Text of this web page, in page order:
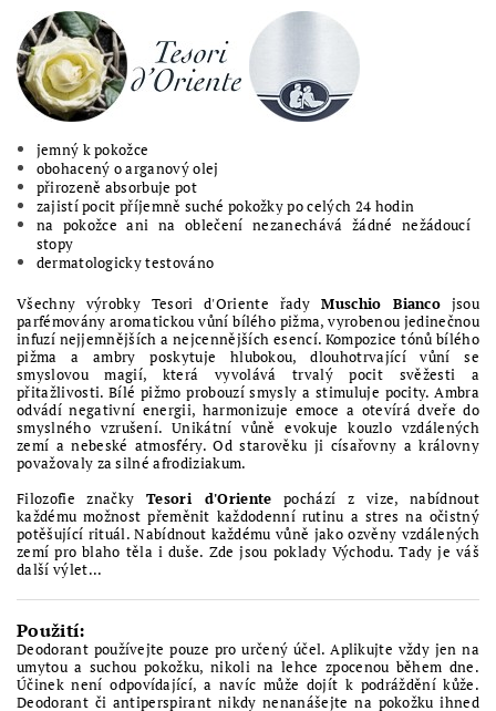
jemný k pokožce
obohacený o arganový olej
přirozeně absorbuje pot
zajistí pocit příjemně suché pokožky po celých 24 hodin
na pokožce ani na oblečení nezanechává žádné nežádoucí
stopy
dermatologicky testováno
Všechny výrobky Tesori d'Oriente řadyMuschio Bianco jsou
parfémovány aromatickou vůní bílého pižma, vyrobenou jedinečnou
infuzí nejjemnějších a nejcennějších esencí. Kompozice tónů bílého
pižma a ambry poskytuje hlubokou, dlouhotrvající vůní se
smyslovou magií, která vyvolává trvalý pocit svěžesti a
přitažlivosti. Bílé pižmo probouzí smysly a stimuluje pocity. Ambra
odvádí negativní energii, harmonizuje emoce a otevírá dveře do
smyslného vzrušení. Unikátní vůně evokuje kouzlo vzdálených
zemí a nebeské atmosféry. Od starověku ji císařovny a královny
považovaly za silné afrodiziakum.
Filozofie značkyTesori d'Oriente pochází z vize, nabídnout
každému možnost přeměnit každodenní rutinu a stres na očistný
potěšující rituál. Nabídnout každému vůně jako ozvěny vzdálených
zemí pro blaho těla i duše. Zde jsou poklady Východu. Tady je váš
další výlet...
Použití:
Deodorant používejte pouze pro určený účel. Aplikujte vždy jen na
umytou a suchou pokožku, nikoli na lehce zpocenou během dne.
Účinek není odpovídající, a navíc může dojít k podráždění kůže.
Deodorant či antiperspirant nikdy nenanášejte na pokožku ihned